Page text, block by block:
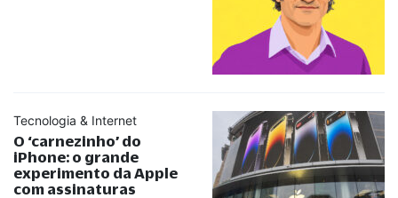
Tecnologia & Internet
O ‘carnezinho’ do
iPhone: o grande
experimento da Apple
com assinaturas